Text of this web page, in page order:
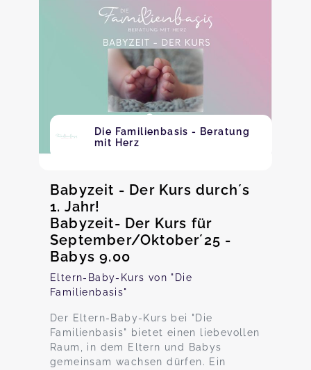
Die Familienbasis - Beratung
mit Herz
Babyzeit - Der Kurs durch´s
1. Jahr!
Babyzeit- Der Kurs für
September/Oktober´25 -
Babys 9.00
Eltern-Baby-Kurs von "Die
Familienbasis"
Der Eltern-Baby-Kurs bei "Die
Familienbasis" bietet einen liebevollen
Raum, in dem Eltern und Babys
gemeinsam wachsen dürfen. Ein